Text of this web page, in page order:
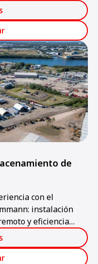
de
con el
instalación
y eficiencia